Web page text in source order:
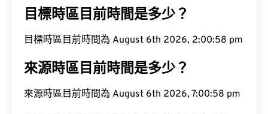
目標時區目前時間是多少？
目標時區目前時間為 August 6th 2026, 2:00:59 pm
來源時區目前時間是多少？
來源時區目前時間為 August 6th 2026, 7:00:59 pm